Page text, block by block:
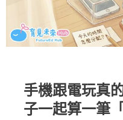
手機跟電玩真
子一起算一筆